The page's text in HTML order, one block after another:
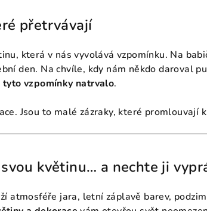
přetrvávají
která v nás vyvolává vzpomínku. Na
den. Na chvíle, kdy nám někdo daroval
tyto vzpomínky natrvalo.
Jsou to malé zázraky, které promlouvají
květinu… a nechte ji
atmosféře jara, letní záplavě barev,